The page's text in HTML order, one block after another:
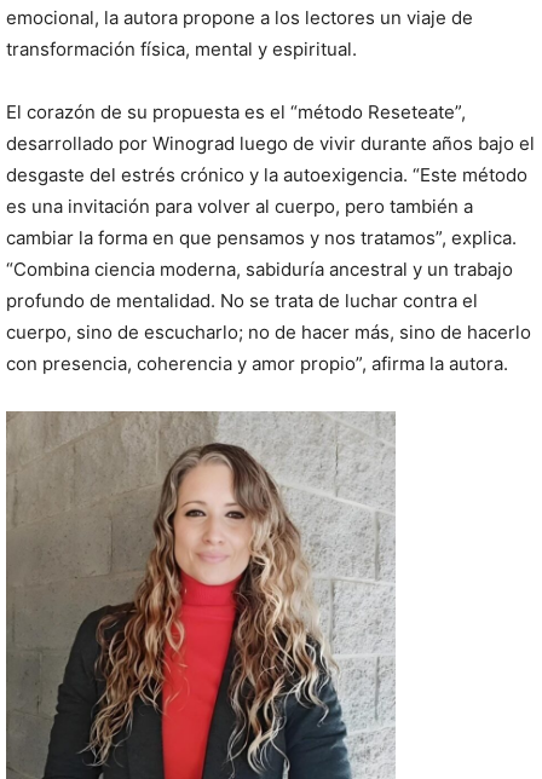
emocional, la autora propone a los lectores un viaje de
transformación física, mental y espiritual.
El corazón de su propuesta es el “método Reseteate”,
desarrollado por Winograd luego de vivir durante años bajo el
desgaste del estrés crónico y la autoexigencia. “Este método
es una invitación para volver al cuerpo, pero también a
cambiar la forma en que pensamos y nos tratamos”, explica.
“Combina ciencia moderna, sabiduría ancestral y un trabajo
profundo de mentalidad. No se trata de luchar contra el
cuerpo, sino de escucharlo; no de hacer más, sino de hacerlo
con presencia, coherencia y amor propio”, afirma la autora.